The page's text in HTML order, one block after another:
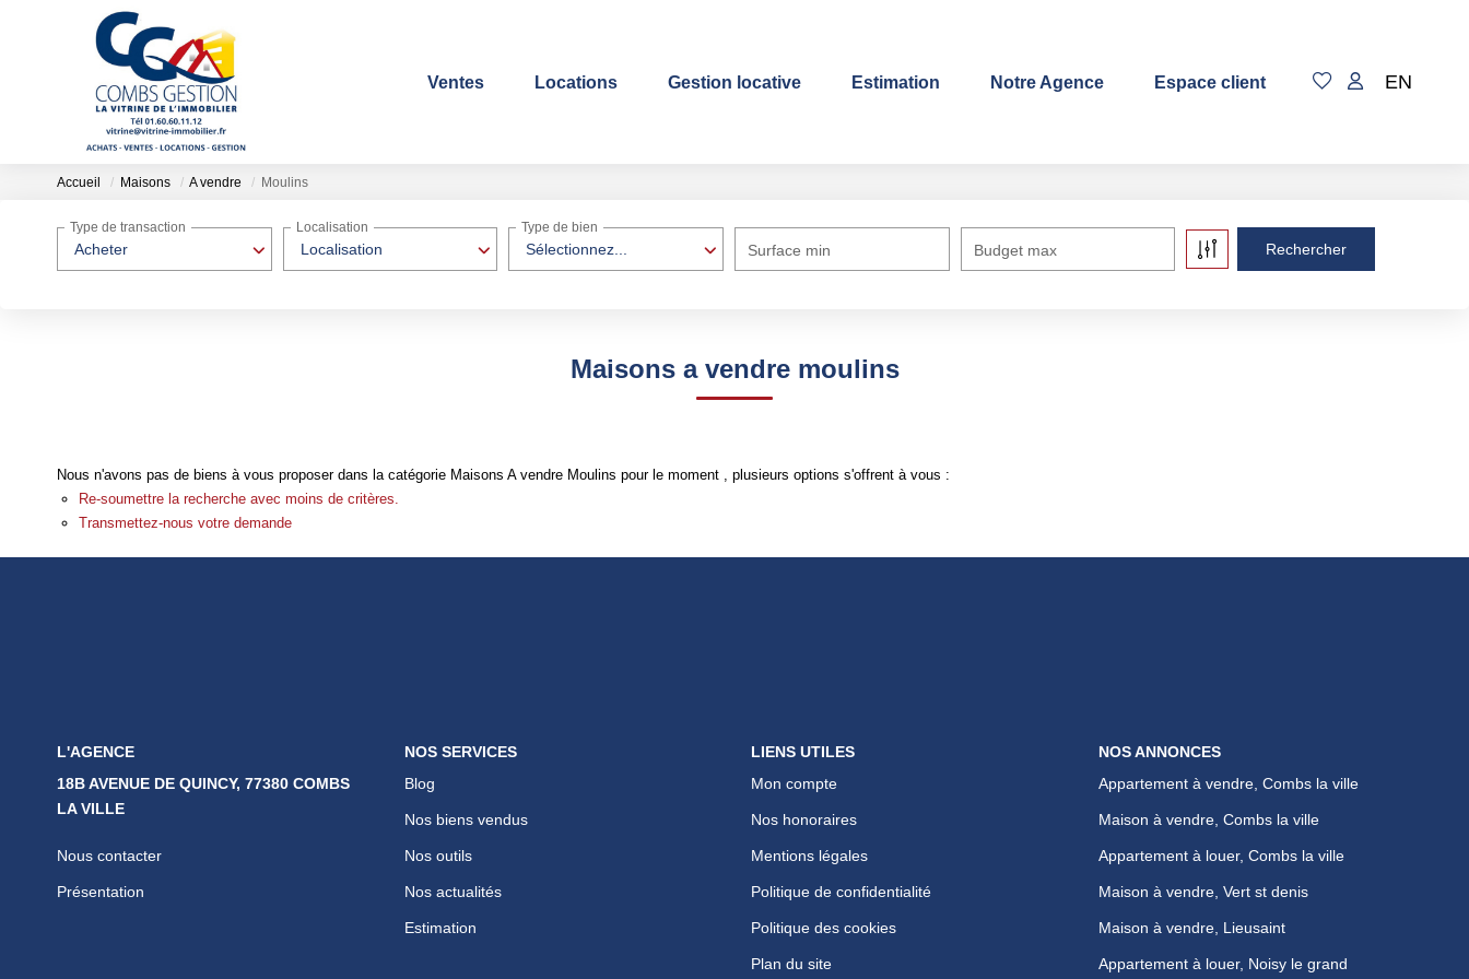
Ventes Locations Gestion locative Estimation Notre Agence Espace client EN
Accueil Maisons A vendre Moulins
Acheter
Type de transaction
Localisation
Localisation
Sélectionnez...
Type de bien
Surface min Budget max
Maisons a vendre moulins
Nous n'avons pas de biens à vous proposer dans la catégorie Maisons A vendre Moulins pour le moment , plusieurs options s'offrent à vous :
Re-soumettre la recherche avec moins de critères.
Transmettez-nous votre demande
L'AGENCE
18B AVENUE DE QUINCY, 77380 COMBS
LA VILLE
Nous contacter
Présentation
NOS SERVICES
Blog
Nos biens vendus
Nos outils
Nos actualités
Estimation
LIENS UTILES
Mon compte
Nos honoraires
Mentions légales
Politique de confidentialité
Politique des cookies
Plan du site
NOS ANNONCES
Appartement à vendre, Combs la ville
Maison à vendre, Combs la ville
Appartement à louer, Combs la ville
Maison à vendre, Vert st denis
Maison à vendre, Lieusaint
Appartement à louer, Noisy le grand